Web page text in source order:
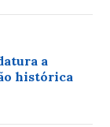
a
histórica